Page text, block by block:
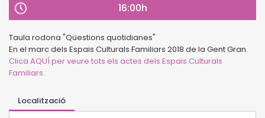
16:00h
Taula rodona "Qüestions quotidianes"
En el marc dels Espais Culturals Familiars 2018 de la Gent Gran.
Clica AQUÍ per veure tots els actes dels Espais Culturals
Familiars.
Localització